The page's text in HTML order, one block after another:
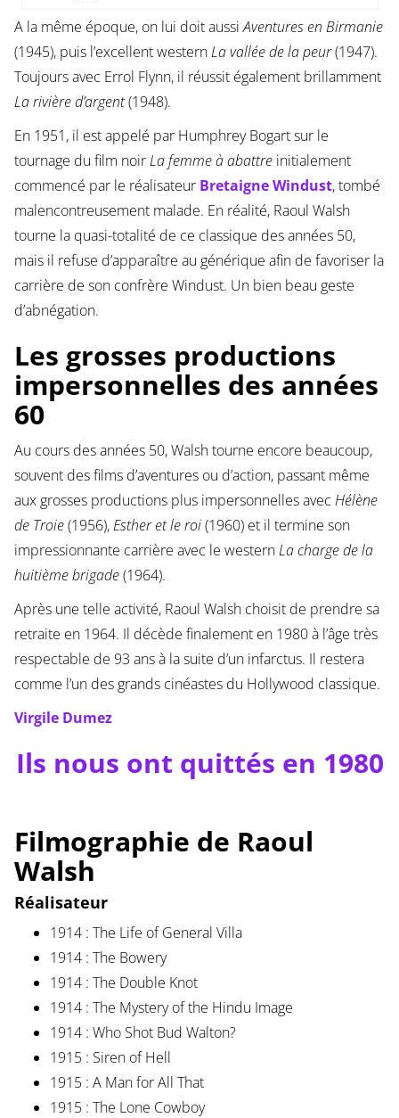
A la même époque, on lui doit aussiAventures en Birmanie
(1945), puis l’excellent westernLa vallée de la peur(1947).
Toujours avec Errol Flynn, il réussit également brillamment
La rivière d’argent(1948).
En 1951, il est appelé par Humphrey Bogart sur le
tournage du film noirLa femme à abattreinitialement
commencé par le réalisateur Bretaigne Windust, tombé
malencontreusement malade. En réalité, Raoul Walsh
tourne la quasi-totalité de ce classique des années 50,
mais il refuse d’apparaître au générique afin de favoriser la
carrière de son confrère Windust. Un bien beau geste
d’abnégation.
Les grosses productions
impersonnelles des années
60
Au cours des années 50, Walsh tourne encore beaucoup,
souvent des films d’aventures ou d’action, passant même
aux grosses productions plus impersonnelles avec Hélène
de Troie(1956),Esther et le roi(1960) et il termine son
impressionnante carrière avec le westernLa charge de la
huitième brigade(1964).
Après une telle activité, Raoul Walsh choisit de prendre sa
retraite en 1964. Il décède finalement en 1980 à l’âge très
respectable de 93 ans à la suite d’un infarctus. Il restera
comme l’un des grands cinéastes du Hollywood classique.
Virgile Dumez
Ils nous ont quittés en 1980
Filmographie de Raoul
Walsh
Réalisateur
1914 : The Life of General Villa
1914 : The Bowery
1914 : The Double Knot
1914 : The Mystery of the Hindu Image
1914 : Who Shot Bud Walton?
1915 : Siren of Hell
1915 : A Man for All That
1915 : The Lone Cowboy